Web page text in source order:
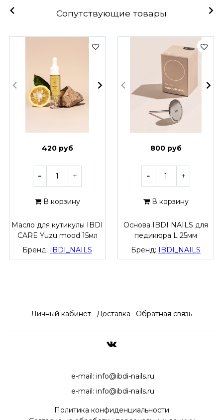
Сопутствующие товары
420 руб
В корзину
Масло для кутикулы IBDI
CARE Yuzu mood 15мл
Бренд:
IBDI_NAILS
800 руб
В корзину
Основа IBDI NAILS для
педикюра L 25мм
Бренд:
IBDI_NAILS
Личный кабинет Доставка Обратная связь
e-mail: info@ibdi-nails.ru
e-mail: info@ibdi-nails.ru
Политика конфиденциальности